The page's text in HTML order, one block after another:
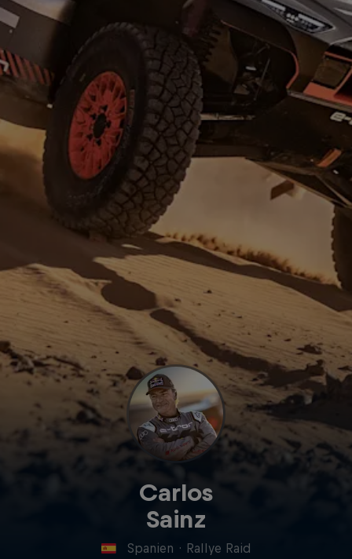
Carlos
Sainz
Spanien · Rallye Raid